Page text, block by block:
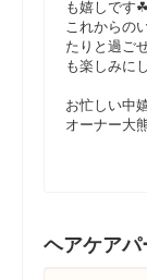
も嬉しです☘
これからの
たりと過ご
も楽しみに
お忙しい中
オーナー大
ヘアケア